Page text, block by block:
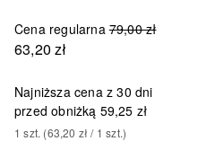
Cena regularna 79,00 zł
63,20 zł
Najniższa cena z 30 dni
przed obniżką 59,25 zł
1 szt. (63,20 zł / 1 szt.)